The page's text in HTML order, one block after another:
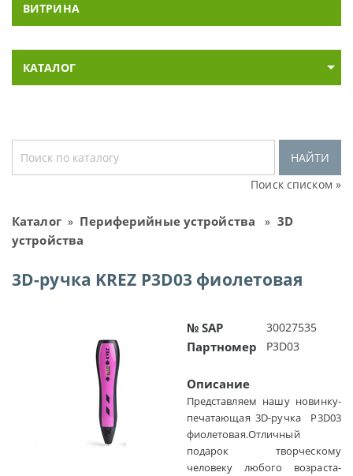
ВИТРИНА
КАТАЛОГ
НАЙТИ
Поиск списком »
Каталог» Периферийные устройства » 3D
устройства
3D-ручка KREZ P3D03 фиолетовая
№ SAP 30027535
Партномер P3D03
Описание
Представляем нашу новинку-
печатающая 3D-ручка Р3D03
фиолетовая.Отличный
подарок творческому
человеку любого возраста-